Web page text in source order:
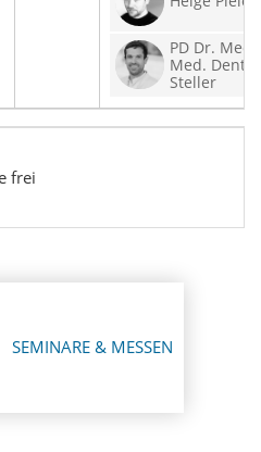
PD Dr. Med.
Med. Dent.
Steller
frei
SEMINARE & MESSEN